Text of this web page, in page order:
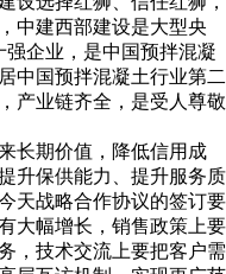
中建西部建设是大型央
企业，是中国预拌混凝
中国预拌混凝土行业第二
产业链齐全，是受人尊敬
长期价值，降低信用成
升保供能力、提升服务质
天战略合作协议的签订要
大幅增长，销售政策上要
，技术交流上要把客户需